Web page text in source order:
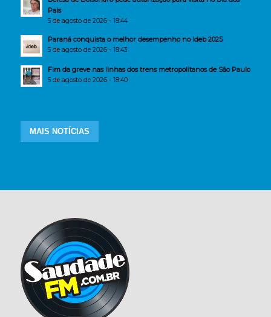
Pais
5 de agosto de 2026 - 18:44
Paraná conquista o melhor desempenho no Ideb 2025
5 de agosto de 2026 - 18:43
Fim da greve nas linhas dos trens metropolitanos de São Paulo
5 de agosto de 2026 - 18:40
MAIS NOTÍCIAS